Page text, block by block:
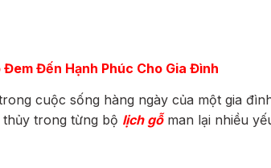
Đến Hạnh Phúc Cho Gia Đình
cuộc sống hàng ngày của một gia
trong từng bộ lịch gỗman lại nhiều